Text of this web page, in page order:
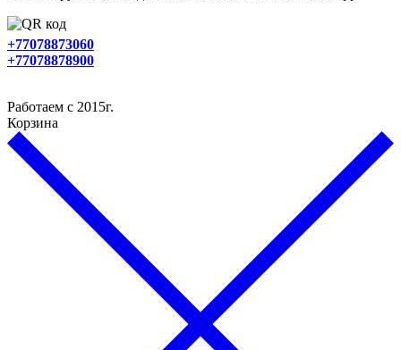
+77078873060
+77078878900
Работаем с 2015г.
Корзина